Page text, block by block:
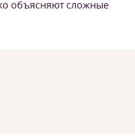
объясняют сложные